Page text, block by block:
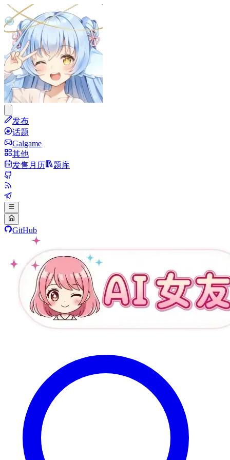
发布
话题
Galgame
其他
发售月历
题库
GitHub